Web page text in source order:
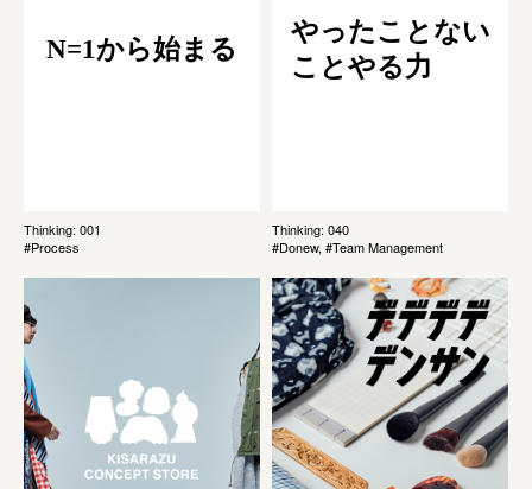
N=1から始まる
Thinking: 001
#Process
やったことない
ことやる力
Thinking: 040
#Donew, #Team Management